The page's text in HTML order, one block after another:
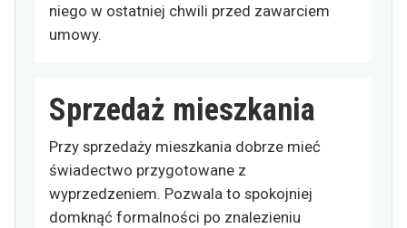
niego w ostatniej chwili przed zawarciem
umowy.
Sprzedaż mieszkania
Przy sprzedaży mieszkania dobrze mieć
świadectwo przygotowane z
wyprzedzeniem. Pozwala to spokojniej
domknąć formalności po znalezieniu